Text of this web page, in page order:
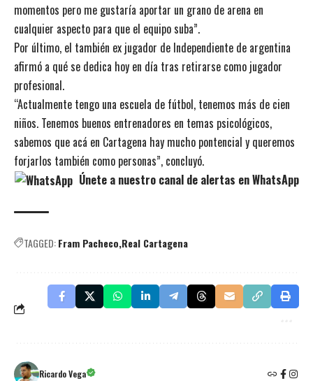
momentos pero me gustaría aportar un grano de arena en
cualquier aspecto para que el equipo suba”.
Por último, el también ex jugador de Independiente de argentina
afirmó a qué se dedica hoy en día tras retirarse como jugador
profesional.
“Actualmente tengo una escuela de fútbol, tenemos más de cien
niños. Tenemos buenos entrenadores en temas psicológicos,
sabemos que acá en Cartagena hay mucho pontencial y queremos
forjarlos también como personas”, concluyó.
Únete a nuestro canal de alertas en WhatsApp
TAGGED:Fram Pacheco Real Cartagena
Ricardo Vega